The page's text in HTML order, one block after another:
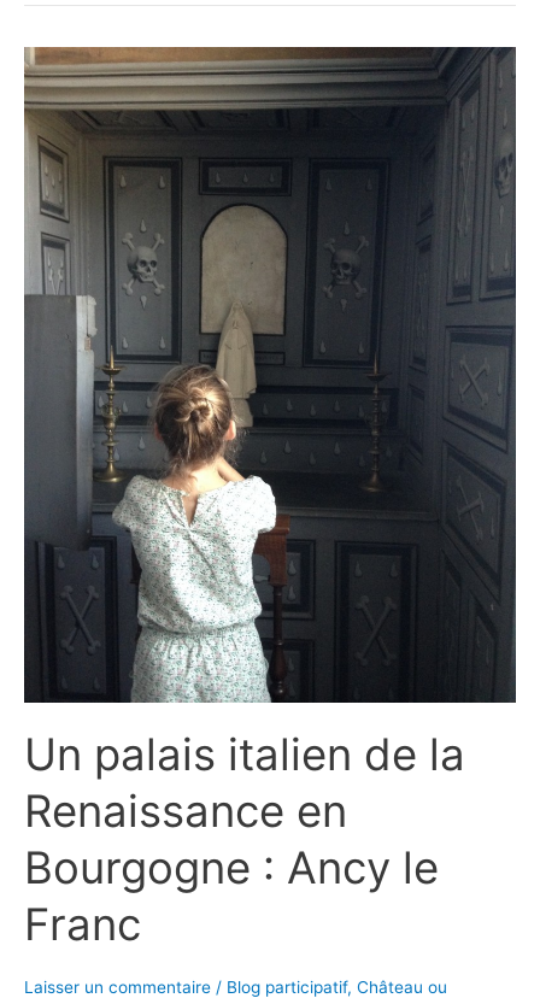
Un palais italien de la
Renaissance en
Bourgogne : Ancy le
Franc
Laisser un commentaire / Blog participatif, Château ou